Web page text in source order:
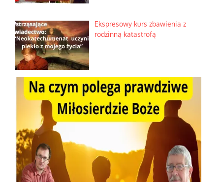
Ekspresowy kurs zbawienia z
rodzinną katastrofą